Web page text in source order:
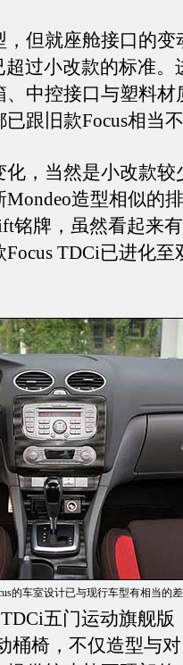
但就座舱接口的变
超过小改款的标准。
中控接口与塑料材
跟旧款Focus相当
，当然是小改款较
造型相似的
铭牌，虽然看起来
TDCi已进化至
的车室设计已与现行车型有相当
五门运动旗舰版
桶椅，不仅造型与